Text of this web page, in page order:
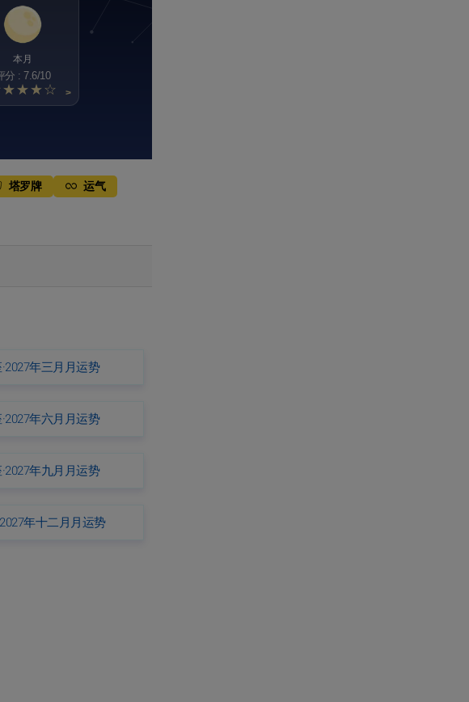
本月
分 : 7.6/10
>
塔罗牌
运气
年三月月运势
年六月月运势
年九月月运势
年十二月月运势